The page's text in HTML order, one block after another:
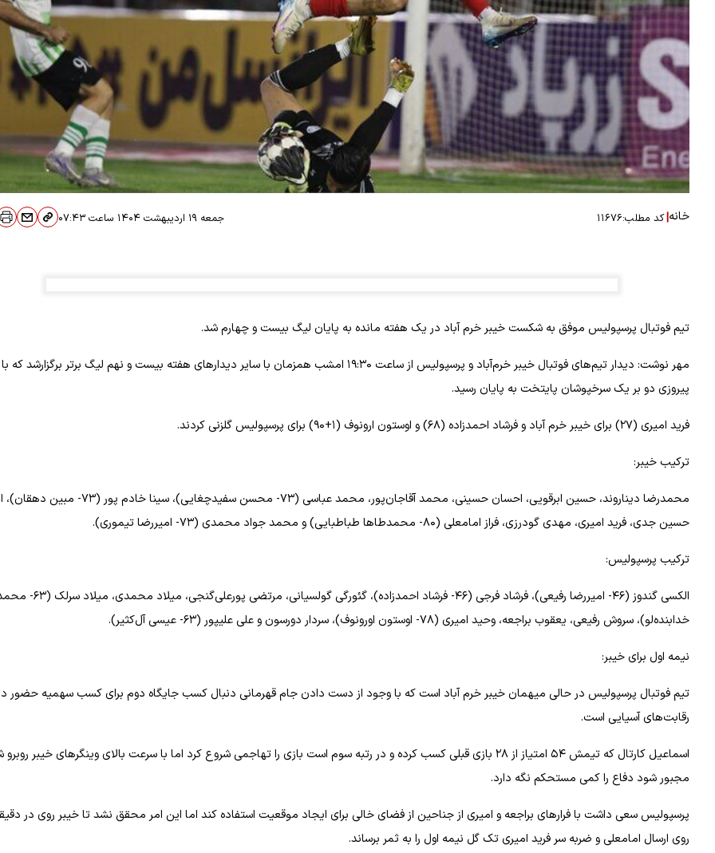
خانه|کد مطلب:۱۱۶۷۶ جمعه ۱۹ اردیبهشت ۱۴۰۴ ساعت
تیم فوتبال پرسپولیس موفق به شکست خیبر خرم آباد در یک هفته مانده به پایان لیگ بیست و چهارم شد.
مهر نوشت: دیدار تیم‌های فوتبال خیبر خرم‌آباد و پرسپولیس از ساعت ۱۹:۳۰ امشب همزمان با سایر دیدارهای هفته بیست و نهم لیگ برتر برگزارشد که با
پیروزی دو بر یک سرخپوشان پایتخت به پایان رسید.
فرید امیری (۲۷) برای خیبر خرم آباد و فرشاد احمدزاده (۶۸) و اوستون ارونوف (۱+۹۰) برای پرسپولیس گلزنی کردند.
ترکیب خیبر:
محمدرضا دیناروند، حسین ابرقویی، احسان حسینی، محمد آقاجان‌پور، محمد عباسی (۷۳- محسن سفیدچغایی)، سینا خادم
حسین جدی، فرید امیری، مهدی گودرزی، فراز امامعلی (۸۰- محمدطاها طباطبایی) و محمد جواد محمدی (۷۳- امیررضا تیموری).
ترکیب پرسپولیس:
الکسی گندوز (۴۶- امیررضا رفیعی)، فرشاد فرجی (۴۶- فرشاد احمدزاده)، گئورگی گولسیانی، مرتضی پورعلی‌گنجی، میلاد
خدابنده‌لو)، سروش رفیعی، یعقوب براجعه، وحید امیری (۷۸- اوستون اورونوف)، سردار دورسون و علی علیپور (۶۳- عیسی آل‌کثیر).
نیمه اول برای خیبر:
تیم فوتبال پرسپولیس در حالی میهمان خیبر خرم آباد است که با وجود از دست دادن جام قهرمانی دنبال کسب جایگاه دوم برای کسب سهمیه حضور
رقابت‌های آسیایی است.
اسماعیل کارتال که تیمش ۵۴ امتیاز از ۲۸ بازی قبلی کسب کرده و در رتبه سوم است بازی را تهاجمی شروع کرد اما با سرعت بالای وینگرهای خیبر
مجبور شود دفاع را کمی مستحکم نگه دارد.
روی ارسال امامعلی و ضربه سر فرید امیری تک گل نیمه اول را به ثمر برساند.